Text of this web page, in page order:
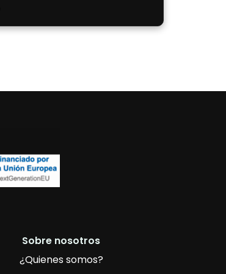
Sobre nosotros
¿Quienes somos?